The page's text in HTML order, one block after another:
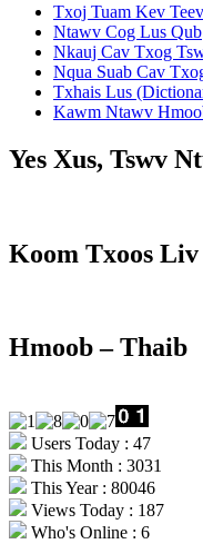
Txoj Tuam Kev
Ntawv Cog Lus Qub
Nkauj Cav Txog
Nqua Suab Cav
Txhais Lus
Kawm Ntawv
Yes Xus, Tswv
Koom Txoos
Hmoob – Thaib
Users Today : 47
This Month : 3031
This Year : 80046
Views Today : 187
Who's Online : 6